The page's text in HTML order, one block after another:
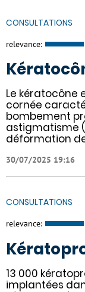
CONSULTATIONS
relevance:
Le kératocône
cornée
bombement
astigmatisme
déformation
30/07/2025 19:16
CONSULTATIONS
relevance:
13 000
implantées